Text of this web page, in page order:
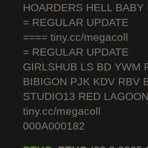
HOARDERS HELL BABY
= REGULAR UPDATE
==== tiny.cc/megacoll
= REGULAR UPDATE
GIRLSHUB LS BD YWM
BIBIGON PJK KDV RBV
STUDIO13 RED
tiny.cc/megacoll
000A000182